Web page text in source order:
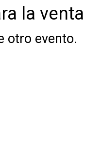
la venta
otro evento.